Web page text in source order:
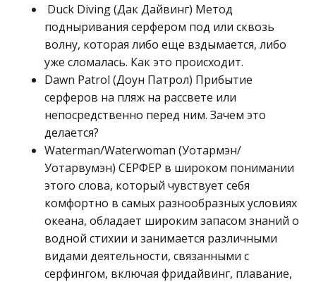
Duck Diving (Дак Дайвинг) Метод
подныривания серфером под или сквозь
волну, которая либо еще вздымается, либо
уже сломалась. Как это происходит.
Dawn Patrol (Доун Патрол) Прибытие
серферов на пляж на рассвете или
непосредственно перед ним. Зачем это
делается?
Waterman/Waterwoman (Уотармэн/
Уотарвумэн) СЕРФЕР в широком понимании
этого слова, который чувствует себя
комфортно в самых разнообразных условиях
океана, обладает широким запасом знаний о
водной стихии и занимается различными
видами деятельности, связанными с
серфингом, включая фридайвинг, плавание,